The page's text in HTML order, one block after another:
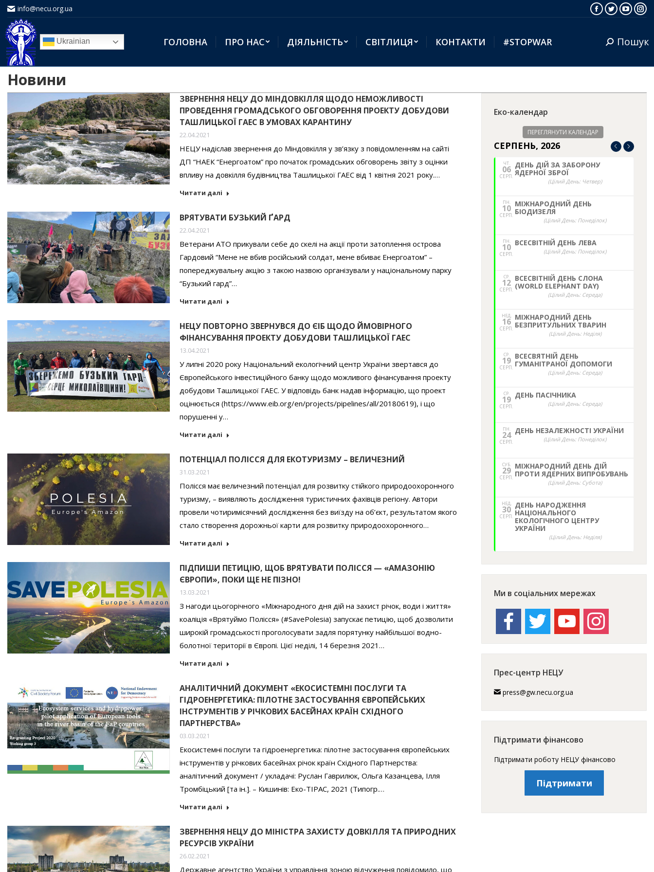
info@necu.org.ua
Facebook
Twitter
Ukrainian ГОЛОВНА ПРО НАС ДІЯЛЬНІСТЬ СВІТЛИЦЯ КОНТАКТИ #STOPWAR Search:Пошук
Новини
ЗВЕРНЕННЯ НЕЦУ ДО МІНДОВКІЛЛЯ ЩОДО НЕМОЖЛИВОСТІ
ПРОВЕДЕННЯ ГРОМАДСЬКОГО ОБГОВОРЕННЯ ПРОЕКТУ ДОБУДОВИ
ТАШЛИЦЬКОЇ ГАЕС В УМОВАХ КАРАНТИНУ
22.04.2021
НЕЦУ надіслав звернення до Міндовкілля у зв’язку з повідомленням на сайті
ДП “НАЕК “Енергоатом” про початок громадських обговорень звіту з оцінки
впливу на довкілля будівництва Ташлицької ГАЕС від 1 квітня 2021 року.…
Читати далі
ВРЯТУВАТИ БУЗЬКИЙ ҐАРД
22.04.2021
Ветерани АТО прикували себе до скелі на акції проти затоплення острова
Гардовий “Мене не вбив російський солдат, мене вбиває Енергоатом” –
попереджувальну акцію з такою назвою організували у національному парку
“Бузький гард”…
Читати далі
НЕЦУ ПОВТОРНО ЗВЕРНУВСЯ ДО ЄІБ ЩОДО ЙМОВІРНОГО
ФІНАНСУВАННЯ ПРОЕКТУ ДОБУДОВИ ТАШЛИЦЬКОЇ ГАЕС
13.04.2021
У липні 2020 року Національний екологічний центр України звертався до
Європейського інвестиційного банку щодо можливого фінансування проекту
добудови Ташлицької ГАЕС. У відповідь банк надав інформацію, що проект
оцінюється (https://www.eib.org/en/projects/pipelines/all/20180619), і що
порушенні у…
Читати далі
ПОТЕНЦІАЛ ПОЛІССЯ ДЛЯ ЕКОТУРИЗМУ – ВЕЛИЧЕЗНИЙ
31.03.2021
Полісся має величезний потенціал для розвитку стійкого природоохоронного
туризму, – виявляють дослідження туристичних фахівців регіону. Автори
провели чотиримісячний дослідження без виїзду на об’єкт, результатом якого
стало створення дорожньої карти для розвитку природоохоронного…
Читати далі
ПІДПИШИ ПЕТИЦІЮ, ЩОБ ВРЯТУВАТИ ПОЛІССЯ — «АМАЗОНІЮ
ЄВРОПИ», ПОКИ ЩЕ НЕ ПІЗНО!
13.03.2021
З нагоди цьогорічного «Міжнародного дня дій на захист річок, води і життя»
коаліція «Врятуймо Полісся» (#SavePolesia) запускає петицію, щоб дозволити
широкій громадськості проголосувати задля порятунку найбільшої водно-
болотної території в Європі. Цієї неділі, 14 березня 2021…
Читати далі
АНАЛІТИЧНИЙ ДОКУМЕНТ «ЕКОСИСТЕМНІ ПОСЛУГИ ТА
ГІДРОЕНЕРГЕТИКА: ПІЛОТНЕ ЗАСТОСУВАННЯ ЄВРОПЕЙСЬКИХ
ІНСТРУМЕНТІВ У РІЧКОВИХ БАСЕЙНАХ КРАЇН СХІДНОГО
ПАРТНЕРСТВА»
03.03.2021
Екосистемні послуги та гідроенергетика: пілотне застосування європейських
інструментів у річкових басейнах річок країн Східного Партнерства:
аналітичний документ / укладачі: Руслан Гаврилюк, Ольга Казанцева, Ілля
Тромбіцький [та ін.]. – Кишинів: Еко-ТІРАС, 2021 (Типогр.…
Читати далі
ЗВЕРНЕННЯ НЕЦУ ДО МІНІСТРА ЗАХИСТУ ДОВКІЛЛЯ ТА ПРИРОДНИХ
РЕСУРСІВ УКРАЇНИ
26.02.2021
Державне агентство України з управління зоною відчуження повідомило, що
Еко-календар
ПЕРЕГЛЯНУТИ КАЛЕНДАР
СЕРПЕНЬ, 2026
ЧТ.
06
СЕРП.
ДЕНЬ ДІЙ ЗА ЗАБОРОНУ
ЯДЕРНОЇ ЗБРОЇ
(Цілий День: Четвер)
ПН.
10
СЕРП.
МІЖНАРОДНИЙ ДЕНЬ
БІОДИЗЕЛЯ
(Цілий День: Понеділок)
ПН.
10
СЕРП.
ВСЕСВІТНІЙ ДЕНЬ ЛЕВА
(Цілий День: Понеділок)
СР.
12
СЕРП.
ВСЕСВІТНІЙ ДЕНЬ СЛОНА
(WORLD ELEPHANT DAY)
(Цілий День: Середа)
НЕД,
16
СЕРП.
МІЖНАРОДНИЙ ДЕНЬ
БЕЗПРИТУЛЬНИХ ТВАРИН
(Цілий День: Неділя)
СР.
19
СЕРП.
ВСЕСВЯТНІЙ ДЕНЬ
ГУМАНІТРАНОЇ ДОПОМОГИ
(Цілий День: Середа)
СР.
19
СЕРП.
ДЕНЬ ПАСІЧНИКА
(Цілий День: Середа)
ПН.
24
СЕРП.
ДЕНЬ НЕЗАЛЕЖНОСТІ УКРАЇНИ
(Цілий День: Понеділок)
СУБ.
29
СЕРП.
МІЖНАРОДНИЙ ДЕНЬ ДІЙ
ПРОТИ ЯДЕРНИХ ВИПРОБУВАНЬ
(Цілий День: Субота)
НЕД,
30
СЕРП.
ДЕНЬ НАРОДЖЕННЯ
НАЦІОНАЛЬНОГО
ЕКОЛОГІЧНОГО ЦЕНТРУ
УКРАЇНИ
(Цілий День: Неділя)
Ми в соціальних мережах
facebook twitter youtube instagram
Прес-центр НЕЦУ
press@gw.necu.org.ua
Підтримати фінансово
Підтримати роботу НЕЦУ фінансово
Підтримати